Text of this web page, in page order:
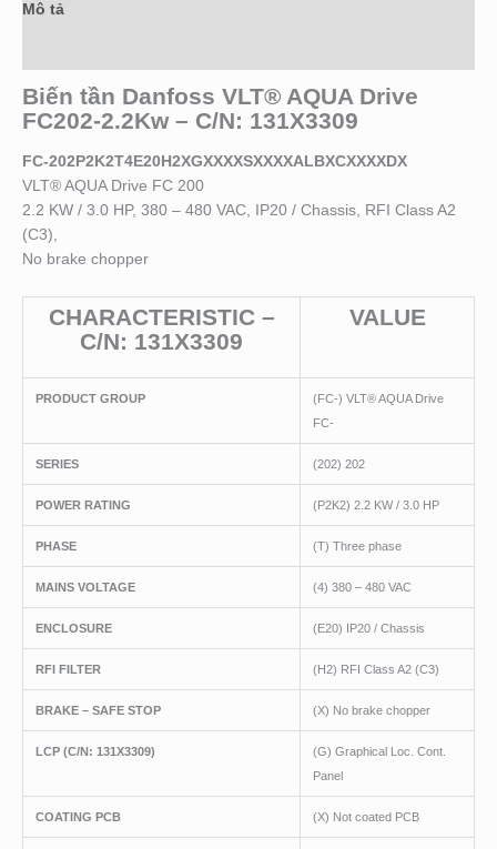
Mô tả
Biến tần Danfoss VLT® AQUA Drive
FC202-2.2Kw – C/N: 131X3309
FC-202P2K2T4E20H2XGXXXXSXXXXALBXCXXXXDX
VLT® AQUA Drive FC 200
2.2 KW / 3.0 HP, 380 – 480 VAC, IP20 / Chassis, RFI Class A2
(C3),
No brake chopper
CHARACTERISTIC –
C/N: 131X3309
VALUE
PRODUCT GROUP
(FC-) VLT® AQUA Drive
FC-
SERIES (202) 202
POWER RATING (P2K2) 2.2 KW / 3.0 HP
PHASE (T) Three phase
MAINS VOLTAGE (4) 380 – 480 VAC
ENCLOSURE (E20) IP20 / Chassis
RFI FILTER (H2) RFI Class A2 (C3)
BRAKE – SAFE STOP (X) No brake chopper
LCP (C/N: 131X3309)
(G) Graphical Loc. Cont.
Panel
COATING PCB (X) Not coated PCB